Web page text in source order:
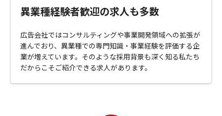
異業種経験者歓迎の求人も多数
広告会社ではコンサルティングや事業開発領域への拡張が
進んでおり、異業種での専門知識・事業経験を評価する企
業が増えています。そのような採用背景も深く知る私たち
だからこそご紹介できる求人があります。